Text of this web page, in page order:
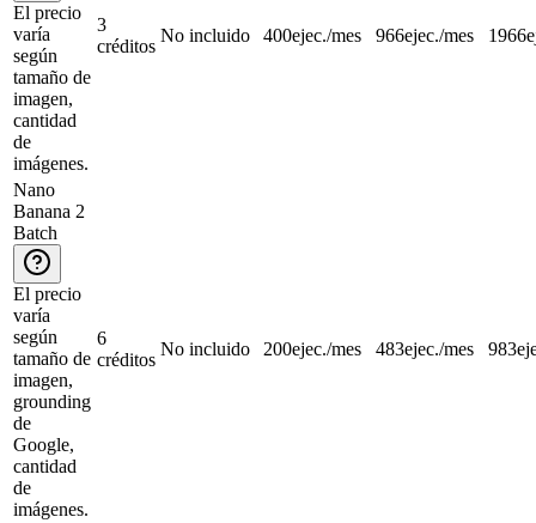
El precio
varía
según
tamaño de
imagen,
cantidad
de
imágenes.
3
créditos
No incluido 400ejec./mes 966ejec./mes 1966
Nano
Banana 2
Batch
El precio
varía
según
tamaño de
imagen,
grounding
de
Google,
cantidad
de
imágenes.
6
créditos
No incluido 200ejec./mes 483ejec./mes 983